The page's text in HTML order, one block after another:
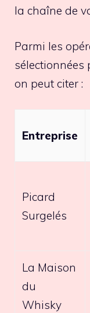
la chaîne de
Parmi les
sélectionnées
on peut citer :
Entreprise
Picard
Surgelés
La Maison
du
Whisky